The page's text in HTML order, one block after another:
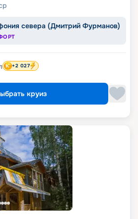
севера (Дмитрий Фурманов)
+2 027
круиз